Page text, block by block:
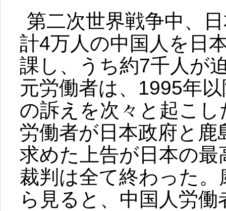
第二次世界戦争中、
計4万人の中国人を日
課し、うち約7千人が
元労働者は、1995年
の訴えを次々と起こ
労働者が日本政府と
求めた上告が日本の
裁判は全て終わった
ら見ると、中国人労